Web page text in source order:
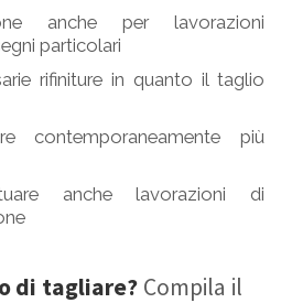
anche per lavorazioni
particolari
rifiniture in quanto il taglio
contemporaneamente più
anche lavorazioni di
di tagliare? Compila il